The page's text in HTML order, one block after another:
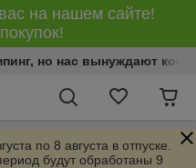
на нашем сайте!
но нас вынуждают
по 8 августа в отпуске.
будут обработаны 9